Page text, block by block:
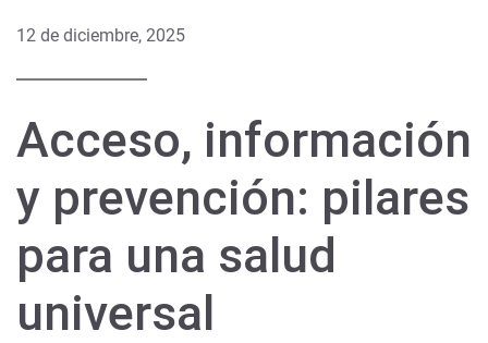
12 de diciembre, 2025
Acceso, información
y prevención: pilares
para una salud
universal